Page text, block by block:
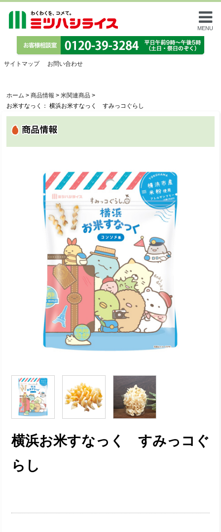
MENU
サイトマップ お問い合わせ
ホーム > 商品情報 > 米関連商品 >
お米すなっく： 横浜お米すなっく すみっコぐらし
横浜お米すなっく すみっコぐ
らし